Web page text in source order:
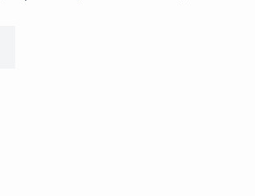
Na prvom katu su tri spavaće